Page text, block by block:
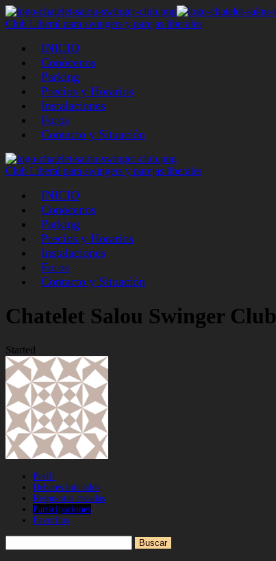
Club Liberal para swingers y parejas liberales
INICIO
Conócenos
Parking
Precios y Horarios
Instalaciones
Foros
Contacto y Situación
Club Liberal para swingers y parejas liberales
INICIO
Conócenos
Parking
Precios y Horarios
Instalaciones
Foros
Contacto y Situación
Chatelet Salou Swinger Club
Started
Perfil
Debates iniciados
Respuestas creadas
Participaciones
Favoritos
debates: